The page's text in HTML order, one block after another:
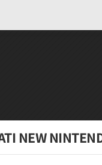
NEW